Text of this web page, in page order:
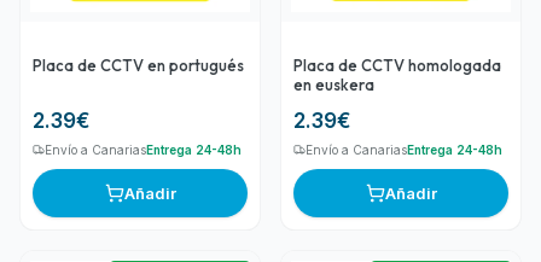
Placa de CCTV en portugués
2.39€
Envío a CanariasEntrega 24-48h
Añadir
Placa de CCTV homologada
en euskera
2.39€
Envío a CanariasEntrega 24-48h
Añadir